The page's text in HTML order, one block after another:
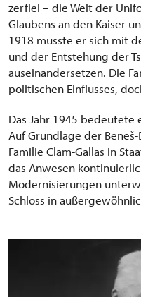
zerfiel – die Welt der
Glaubens an den Kaiser
1918 musste er sich mit
und der Entstehung der
auseinandersetzen. Die
politischen Einflusses,
Das Jahr 1945
Auf Grundlage der
Familie Clam-Gallas in
das Anwesen
Modernisierungen
Schloss in